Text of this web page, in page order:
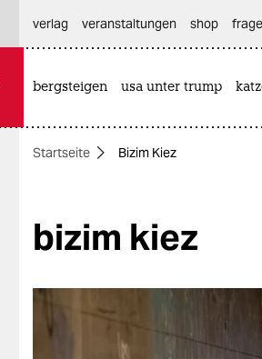
themen
öko
gesellschaft
kultur
verlag
veranstaltungen shop
bergsteigen usa unter trump
Startseite Bizim Kiez
bizim kiez